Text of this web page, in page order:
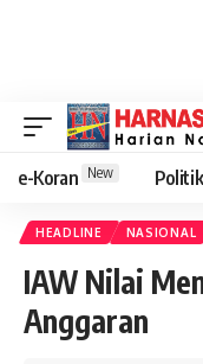
e-Koran New Politik
HEADLINE NASIONAL
IAW Nilai
Anggaran